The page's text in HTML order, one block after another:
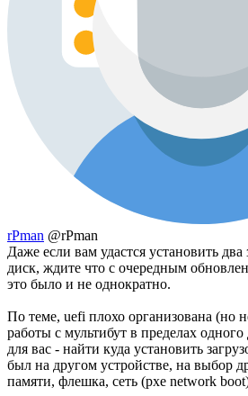
rPman @rPman
Даже если вам удастся установить два
диск, ждите что с очередным
это было и не однократно.
По теме, uefi плохо организована (но
работы с мультибут в пределах
для вас - найти куда установить
был на другом устройстве, на выбор
памяти, флешка, сеть (pxe network